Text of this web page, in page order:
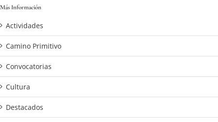
Más Información
Actividades
Camino Primitivo
Convocatorias
Cultura
Destacados